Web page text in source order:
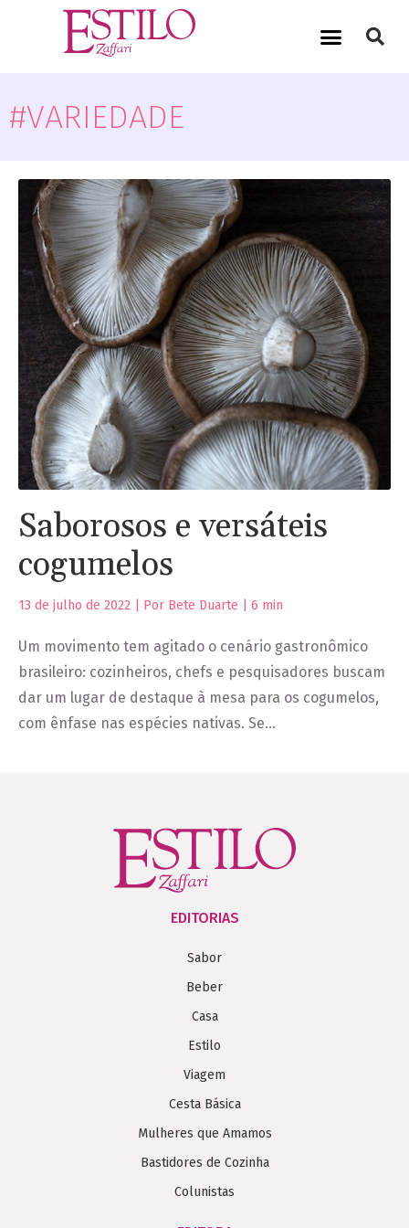
#VARIEDADE
Saborosos e versáteis
cogumelos
13 de julho de 2022 | Por Bete Duarte | 6 min
Um movimento tem agitado o cenário gastronômico
brasileiro: cozinheiros, chefs e pesquisadores buscam
dar um lugar de destaque à mesa para os cogumelos,
com ênfase nas espécies nativas. Se…
EDITORIAS
Sabor
Beber
Casa
Estilo
Viagem
Cesta Básica
Mulheres que Amamos
Bastidores de Cozinha
Colunistas